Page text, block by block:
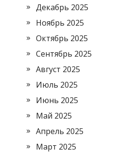
Декабрь 2025
Ноябрь 2025
Октябрь 2025
Сентябрь 2025
Август 2025
Июль 2025
Июнь 2025
Май 2025
Апрель 2025
Март 2025